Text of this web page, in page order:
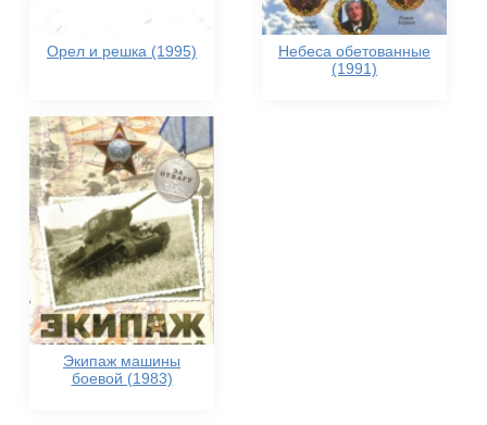
Орел и решка (1995)
Небеса обетованные
(1991)
Экипаж машины
боевой (1983)